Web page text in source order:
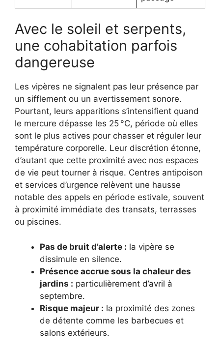
Avec le soleil et serpents,
une cohabitation parfois
dangereuse
Les vipères ne signalent pas leur présence par
un sifflement ou un avertissement sonore.
Pourtant, leurs apparitions s’intensifient quand
le mercure dépasse les 25 °C, période où elles
sont le plus actives pour chasser et réguler leur
température corporelle. Leur discrétion étonne,
d’autant que cette proximité avec nos espaces
de vie peut tourner à risque. Centres antipoison
et services d’urgence relèvent une hausse
notable des appels en période estivale, souvent
à proximité immédiate des transats, terrasses
ou piscines.
Pas de bruit d’alerte : la vipère se
dissimule en silence.
Présence accrue sous la chaleur des
jardins : particulièrement d’avril à
septembre.
Risque majeur : la proximité des zones
de détente comme les barbecues et
salons extérieurs.